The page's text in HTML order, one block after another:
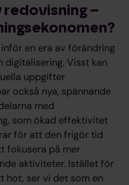
–
en era av förändring
Visst kan
uppgifter
också nya, spännande
med
som ökad effektivitet
för att den frigör tid
fokusera på mer
aktiviteter. Istället för
hot, ser vi det som en